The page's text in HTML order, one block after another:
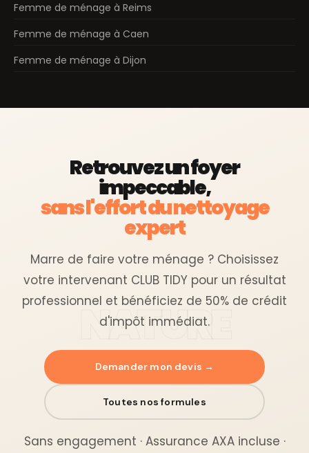
Femme de ménage à Reims
Femme de ménage à Caen
Femme de ménage à Dijon
Retrouvez un foyer
impeccable,
sans l'effort du nettoyage
expert
Marre de faire votre ménage ? Choisissez
votre intervenant CLUB TIDY pour un résultat
professionnel et bénéficiez de 50% de crédit
d'impôt immédiat.
Demander mon devis →
Toutes nos formules
Sans engagement · Assurance AXA incluse ·